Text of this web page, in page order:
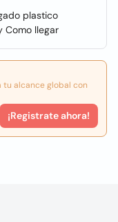
plastico
Como llegar
alcance global con
¡Registrate ahora!